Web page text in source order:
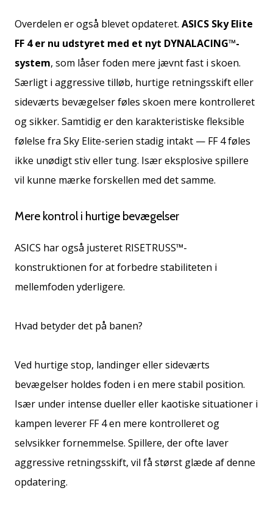
Overdelen er også blevet opdateret. ASICS Sky Elite
FF 4 er nu udstyret med et nyt DYNALACING™-
system, som låser foden mere jævnt fast i skoen.
Særligt i aggressive tilløb, hurtige retningsskift eller
sideværts bevægelser føles skoen mere kontrolleret
og sikker. Samtidig er den karakteristiske fleksible
følelse fra Sky Elite-serien stadig intakt — FF 4 føles
ikke unødigt stiv eller tung. Især eksplosive spillere
vil kunne mærke forskellen med det samme.
Mere kontrol i hurtige bevægelser
ASICS har også justeret RISETRUSS™-
konstruktionen for at forbedre stabiliteten i
mellemfoden yderligere.
Hvad betyder det på banen?
Ved hurtige stop, landinger eller sideværts
bevægelser holdes foden i en mere stabil position.
Især under intense dueller eller kaotiske situationer i
kampen leverer FF 4 en mere kontrolleret og
selvsikker fornemmelse. Spillere, der ofte laver
aggressive retningsskift, vil få størst glæde af denne
opdatering.